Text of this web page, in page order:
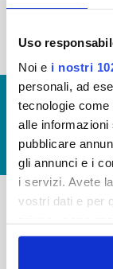
Uso
Noi e i nostri
personali, ad
tecnologie
alle
pubblicare
gli annunci e i
i servizi. Avete
vostri dati e per
in cui avete
modificare o
« prima ‹
© Copyright
-